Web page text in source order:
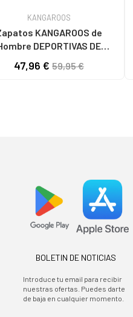
KANGAROOS
KANGAROOS de
DEPORTIVAS DE
AZUL
47,96 € 59,95 €
BOLETIN DE NOTICIAS
Introduce tu email para recibir
nuestras ofertas. Puedes darte
de baja en cualquier momento.